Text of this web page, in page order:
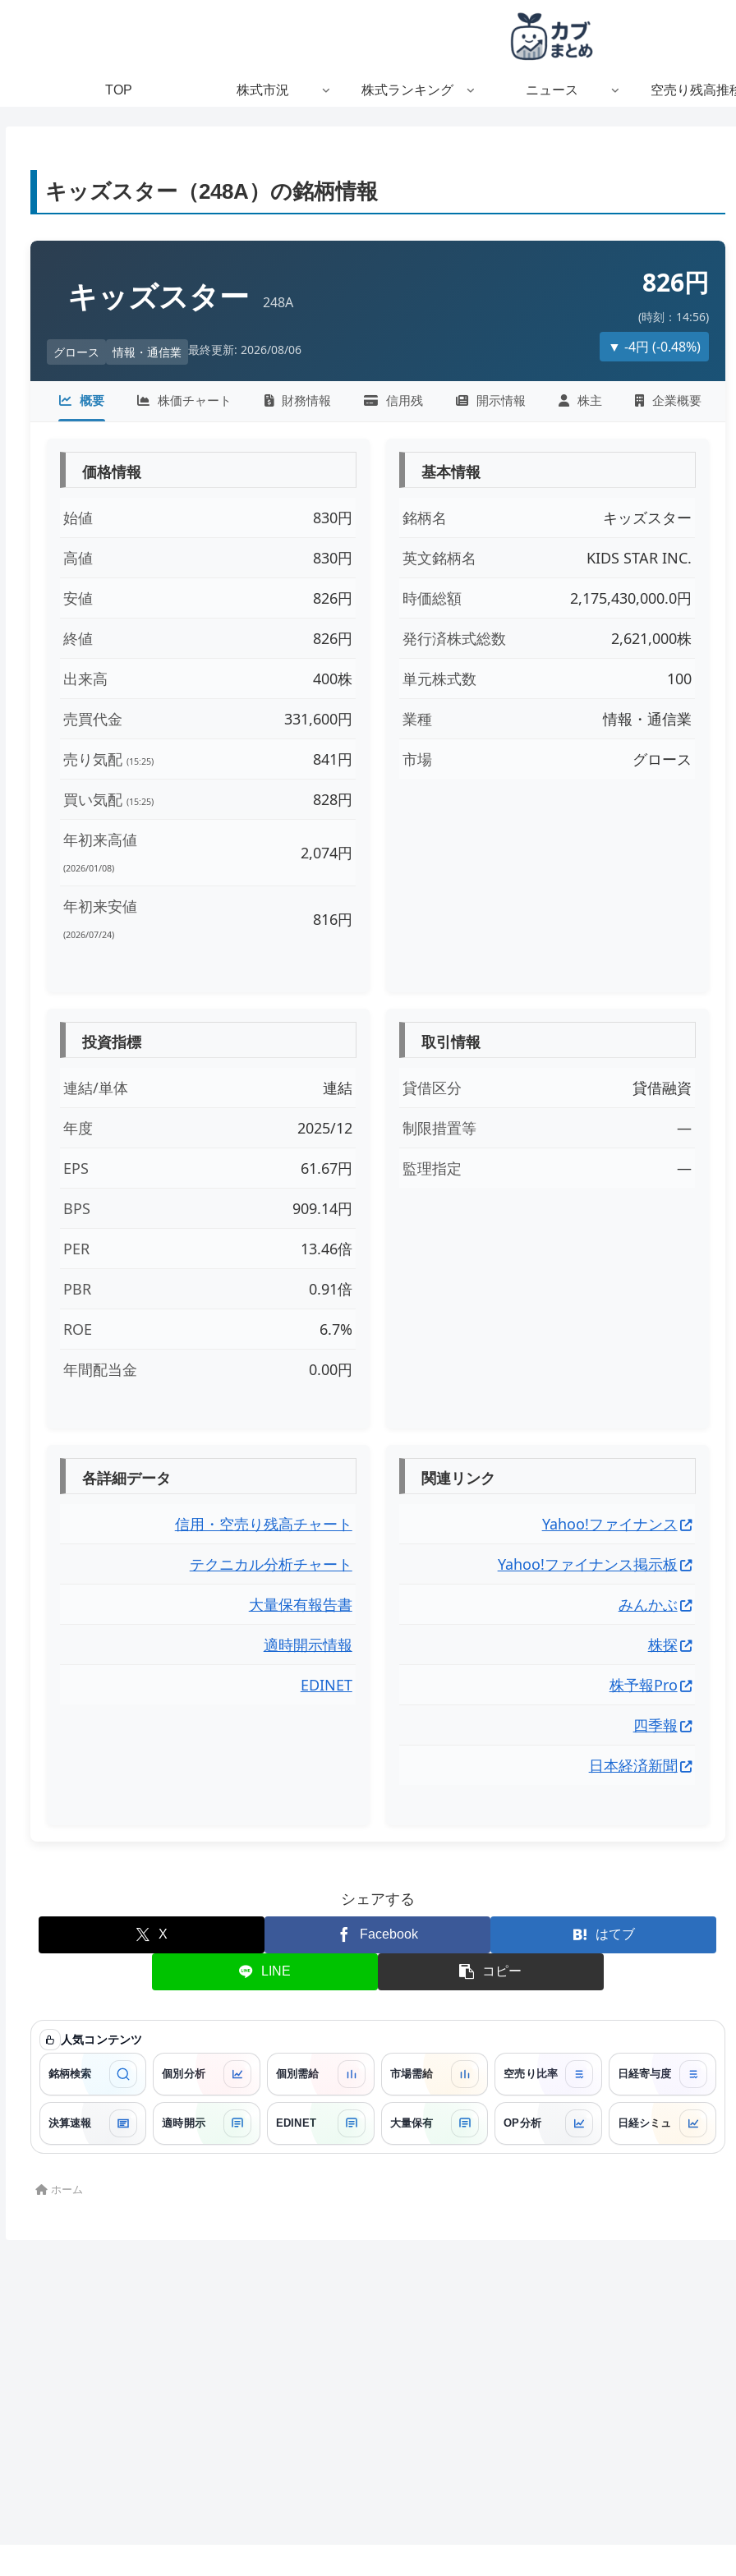
TOP 株式市況 株式ランキング ニュース 空売り残高推
キッズスター（248A）の銘柄情報
キッズスター 248A
グロース 情報・通信業 最終更新: 2026/08/06
826円
(時刻：14:56)
▼ -4円 (-0.48%)
概要 株価チャート 財務情報 信用残 開示情報 株主 企業概要
価格情報
始値 830円
高値 830円
安値 826円
終値 826円
出来高 400株
売買代金 331,600円
売り気配 (15:25) 841円
買い気配 (15:25) 828円
年初来高値
(2026/01/08)
2,074円
年初来安値
(2026/07/24)
816円
基本情報
銘柄名 キッズスター
英文銘柄名 KIDS STAR INC.
時価総額 2,175,430,000.0円
発行済株式総数 2,621,000株
単元株式数 100
業種 情報・通信業
市場 グロース
投資指標
連結/単体 連結
年度 2025/12
EPS 61.67円
BPS 909.14円
PER 13.46倍
PBR 0.91倍
ROE 6.7%
年間配当金 0.00円
取引情報
貸借区分 貸借融資
制限措置等 ―
監理指定 ―
各詳細データ
信用・空売り残高チャート
テクニカル分析チャート
大量保有報告書
適時開示情報
EDINET
関連リンク
Yahoo!ファイナンス
Yahoo!ファイナンス掲示板
みんかぶ
株探
株予報Pro
四季報
日本経済新聞
シェアする
X Facebook はてブ
LINE コピー
人気コンテンツ
銘柄検索 個別分析 個別需給 市場需給 空売り比率 日経寄与度
決算速報 適時開示 EDINET 大量保有 OP分析 日経シミュ
ホーム